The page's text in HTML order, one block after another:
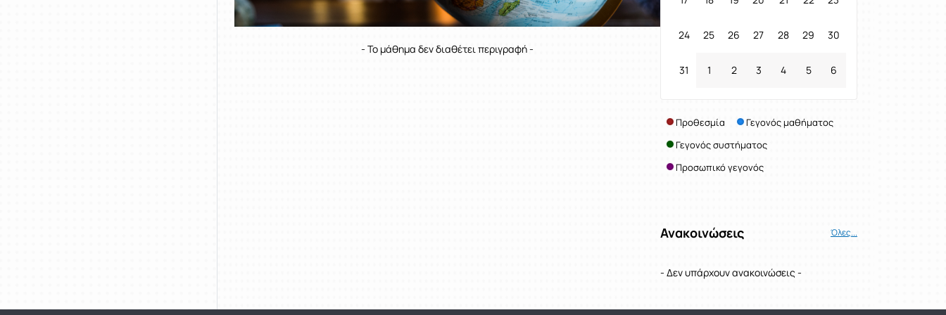
- Το μάθημα δεν διαθέτει περιγραφή -
24 25 26 27 28 29 30
31 1 2 3 4 5 6
Προθεσμία
Γεγονός μαθήματος
Γεγονός συστήματος
Προσωπικό γεγονός
Ανακοινώσεις Όλες...
- Δεν υπάρχουν ανακοινώσεις -